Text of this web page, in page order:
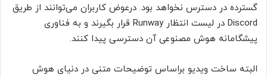
گسترده در دسترس نخواهد بود. درعوض کاربران می‌توانند از طریق
Discord در لیست انتظار Runway قرار بگیرند و به فناوری
پیشگامانه هوش مصنوعی آن دسترسی پیدا کنند.
البته ساخت ویدیو براساس توضیحات متنی در دنیای هوش